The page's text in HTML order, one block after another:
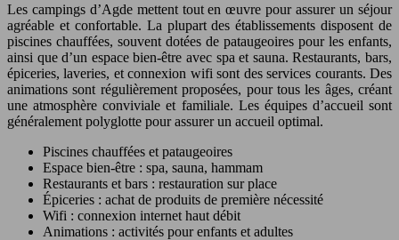
Les campings d’Agde mettent tout en œuvre pour assurer un séjour
agréable et confortable. La plupart des établissements disposent de
piscines chauffées, souvent dotées de pataugeoires pour les enfants,
ainsi que d’un espace bien-être avec spa et sauna. Restaurants, bars,
épiceries, laveries, et connexion wifi sont des services courants. Des
animations sont régulièrement proposées, pour tous les âges, créant
une atmosphère conviviale et familiale. Les équipes d’accueil sont
généralement polyglotte pour assurer un accueil optimal.
Piscines chauffées et pataugeoires
Espace bien-être : spa, sauna, hammam
Restaurants et bars : restauration sur place
Épiceries : achat de produits de première nécessité
Wifi : connexion internet haut débit
Animations : activités pour enfants et adultes